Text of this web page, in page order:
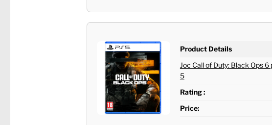
Product Details
Joc Call of Duty: Black Ops
5
Rating :
Price: